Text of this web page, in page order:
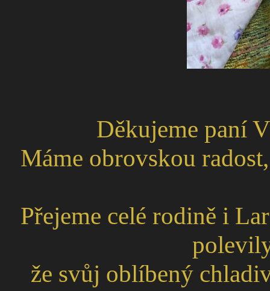
Děkujeme paní
Máme obrovskou
Přejeme celé rodině i
že svůj oblíbený